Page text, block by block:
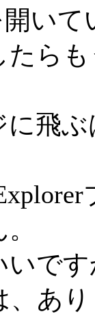
開い
らも
に飛
いで
、あ